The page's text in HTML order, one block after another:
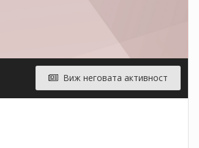
Виж неговата активност